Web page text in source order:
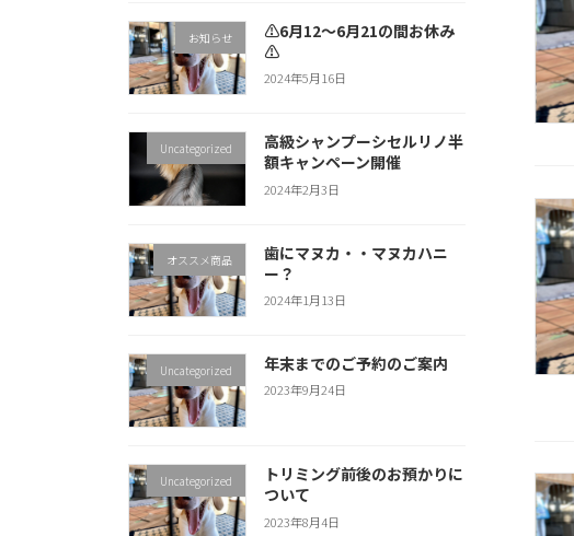
お知らせ
⚠6月12～6月21の間お休み
⚠
2024年5月16日
Uncategorized
高級シャンプーシセルリノ半
額キャンペーン開催
2024年2月3日
オススメ商品
歯にマヌカ・・マヌカハニ
ー？
2024年1月13日
Uncategorized 年末までのご予約のご案内
2023年9月24日
Uncategorized
トリミング前後のお預かりに
ついて
2023年8月4日